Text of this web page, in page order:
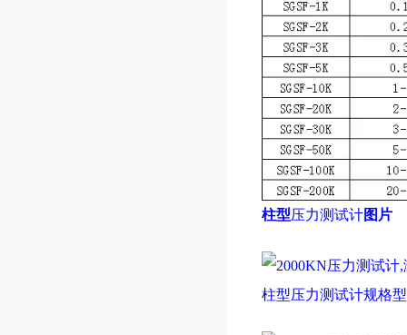
柱型压力测试计图片
柱型压力测试计规格